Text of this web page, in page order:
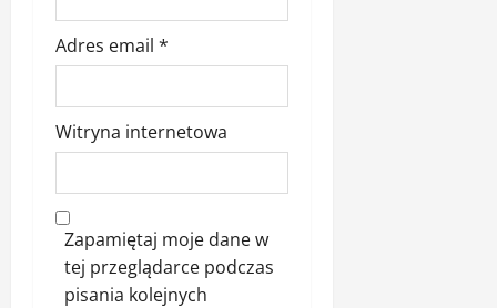
Adres email *
Witryna internetowa
Zapamiętaj moje dane w
tej przeglądarce podczas
pisania kolejnych